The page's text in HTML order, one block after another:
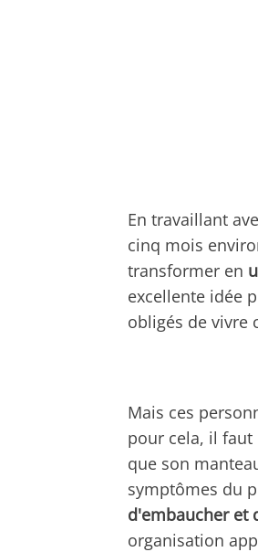
En travaillant
cinq mois
transformer en
excellente idée
obligés de vivre
Mais ces
pour cela, il
que son
symptômes du
d'embaucher et
organisation